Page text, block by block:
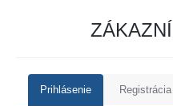
Prihlásenie Registrácia